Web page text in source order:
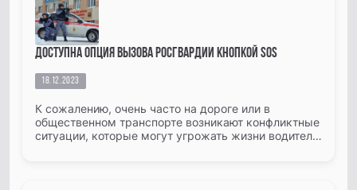
Доступна опция вызова Росгвардии кнопкой SOS
18.12.2023
К сожалению, очень часто на дороге или в
общественном транспорте возникают конфликтные
ситуации, которые могут угрожать жизни водителя